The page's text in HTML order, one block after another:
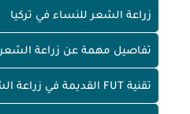
زراعة الشعر للنساء في تركيا
تفاصيل مهمة عن زراعة الشعر
تقنية FUT القديمة في زراعة الشعر